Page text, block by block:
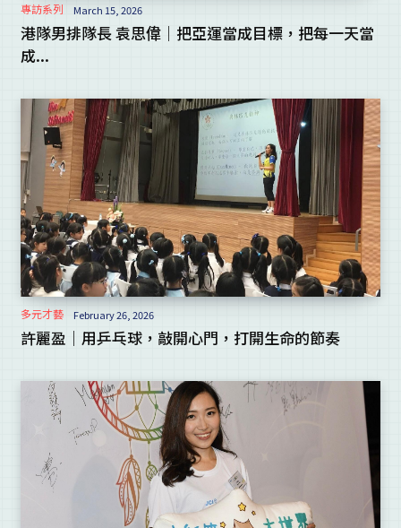
專訪系列 March 15, 2026
港隊男排隊長 袁思偉｜把亞運當成目標，把每一天當
成...
多元才藝 February 26, 2026
許麗盈｜用乒乓球，敲開心門，打開生命的節奏